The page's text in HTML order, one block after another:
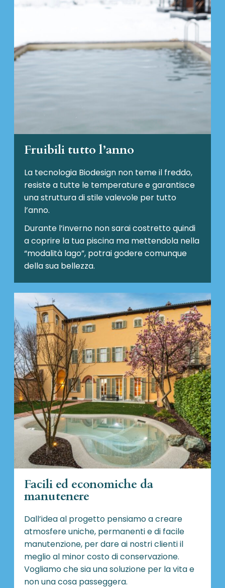
Fruibili tutto l’anno
La tecnologia Biodesign non teme il freddo,
resiste a tutte le temperature e garantisce
una struttura di stile valevole per tutto
l’anno.
Durante l’inverno non sarai costretto quindi
a coprire la tua piscina ma mettendola nella
“modalità lago”, potrai godere comunque
della sua bellezza.
Facili ed economiche da
manutenere
Dall’idea al progetto pensiamo a creare
atmosfere uniche, permanenti e di facile
manutenzione, per dare ai nostri clienti il
meglio al minor costo di conservazione.
Vogliamo che sia una soluzione per la vita e
non una cosa passeggera.